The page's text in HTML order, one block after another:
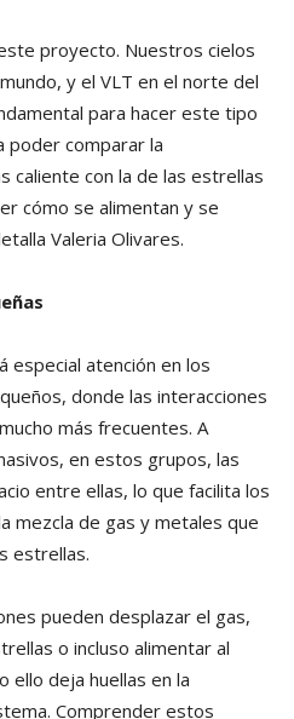
proyecto. Nuestros cielos
y el VLT en el norte del
para hacer este tipo
poder comparar la
caliente con la de las estrellas
cómo se alimentan y se
Valeria Olivares.
especial atención en los
donde las interacciones
más frecuentes. A
en estos grupos, las
entre ellas, lo que facilita los
mezcla de gas y metales que
estrellas.
pueden desplazar el gas,
o incluso alimentar al
ello deja huellas en la
Comprender estos